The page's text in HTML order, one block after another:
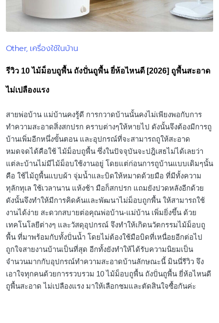
Posted
Other เครื่องใช้ในบ้าน
รีวิว 10 ไม้ม็อบถูพื้น ถังปั่นถูพื้น ยี่ห้อไหนดี [2026] ถูพื้นสะอาด
ไม่เปลืองแรง
สายพ่อบ้าน แม่บ้านคงรู้ดี การกวาดบ้านนั้นคงไม่เพียงพอกับการ
ทำความสะอาดสิ่งสกปรก คราบต่างๆให้หายไป ดังนั้นจึงต้องมีการถู
บ้านเพิ่มอีกหนึ่งขั้นตอน และอุปกรณ์ที่จะสามารถถูให้สะอาด
หมดจดได้คือใช้ ไม้ม็อบถูพื้น ซึ่งในปัจจุบันจะปฎิเสธไม่ได้เลยว่า
แต่ละบ้านไม่มีไม้ม็อบใช้งานอยู่ โดยแต่ก่อนการถูบ้านแบบเดิมๆนั้น
คือ ใช้ไม้ถูพื้นแบบผ้า จุ่มน้ำและบิดให้หมาดด้วยมือ ที่มีทั้งความ
ทุลักทุเล ใช้เวลานาน แห้งช้า มือก็สกปรก แถมยังปวดหลังอีกด้วย
ดังนั้นจึงทำให้มีการคิดค้นและพัฒนาไม่ม็อบถูกพื้น ให้สามารถใช้
งานได้ง่าย สะดวกสบายต่อคุณพ่อบ้าน-แม่บ้าน เพิ่มยิ่งขึ้น ด้วย
เทคโนโลยีต่างๆ และวัสดุอุปกรณ์ จึงทำให้เกิดนวัตกรรมไม้ม็อบถู
พื้น ที่มาพร้อมกับทั้งปั่นน้ำ โดยไม่ต้องใช้มือบิดที่เหนื่อยอีกต่อไป
ถูกใจสายงานบ้านเป็นที่สุด อีกทั้งยังทำให้ได้รับความนิยมเป็น
จำนวนมากกับอุปกรณ์ทำความสะอาดบ้านลักษณะนี้ มินนี่รีวิว จึง
เอาใจทุกคนด้วยการรวบรวม 10 ไม้ม็อบถูพื้น ถังปั่นถูพื้น ยี่ห้อไหนดี
ถูพื้นสะอาด ไม่เปลืองแรง มาให้เลือกชมและตัดสินใจซื้อกันค่ะ